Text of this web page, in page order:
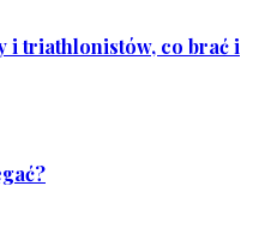
i triathlonistów, co brać i